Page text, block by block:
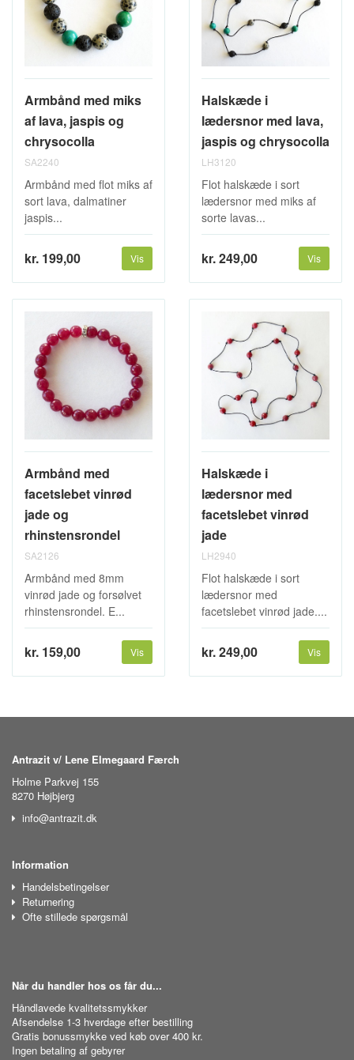
Armbånd med miks
af lava, jaspis og
chrysocolla
SA2240
Armbånd med flot miks af
sort lava, dalmatiner
jaspis...
kr. 199,00 Vis
Halskæde i
lædersnor med lava,
jaspis og chrysocolla
LH3120
Flot halskæde i sort
lædersnor med miks af
sorte lavas...
kr. 249,00 Vis
Armbånd med
facetslebet vinrød
jade og
rhinstensrondel
SA2126
Armbånd med 8mm
vinrød jade og forsølvet
rhinstensrondel. E...
kr. 159,00 Vis
Halskæde i
lædersnor med
facetslebet vinrød
jade
LH2940
Flot halskæde i sort
lædersnor med
facetslebet vinrød jade....
kr. 249,00 Vis
Antrazit v/ Lene Elmegaard Færch
Holme Parkvej 155
8270 Højbjerg
info@antrazit.dk
Information
Handelsbetingelser
Returnering
Ofte stillede spørgsmål
Når du handler hos os får du...
Håndlavede kvalitetssmykker
Afsendelse 1-3 hverdage efter bestilling
Gratis bonussmykke ved køb over 400 kr.
Ingen betaling af gebyrer